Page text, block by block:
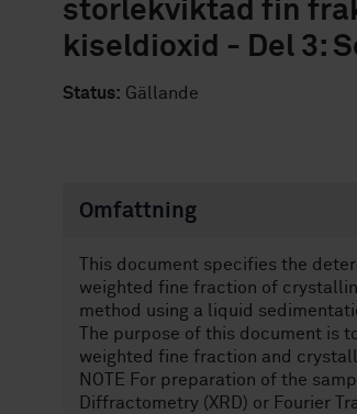
storlekviktad fin
kiseldioxid - Del 3:
Status: Gällande
Omfattning
This document specifies the
weighted fine fraction of
method using a liquid
The purpose of this document is
weighted fine fraction and
NOTE For preparation of the
Diffractometry (XRD) or Fourier